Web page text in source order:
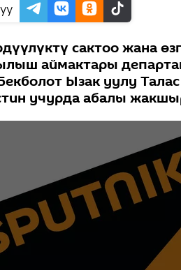
сактоо жана
аймактары
Ызак уулу
учурда абалы